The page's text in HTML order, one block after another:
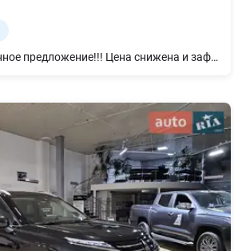
ВНИМАНИЕ!!! Акционное предложение!!! Цена снижена и зафиксирована в гривнах !!! Последние акционные автомобили!!! Модельный ряд 26 года!!! Kia XCeed это современное решение для ежедневных бизнес-задач. Комфорт, технологии и надежность.